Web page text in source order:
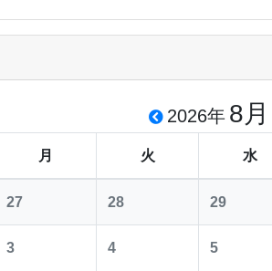
2026年 8月
月 火 水
27 28 29
3 4 5